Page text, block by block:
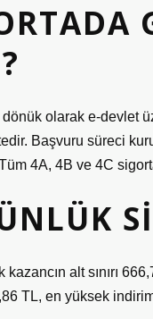
dönük olarak e-devlet
Başvuru süreci
4A, 4B ve 4C
kazancın alt sınırı
TL, en yüksek